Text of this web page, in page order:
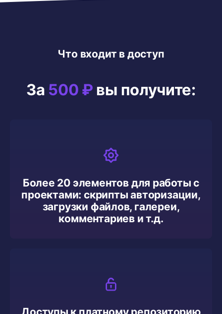
Что входит в доступ
За 500 ₽ вы получите:
Более 20 элементов для работы с
проектами: скрипты авторизации,
загрузки файлов, галереи,
комментариев и т.д.